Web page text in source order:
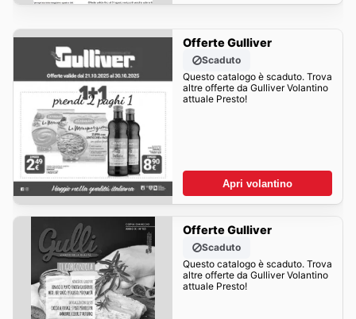
Offerte Gulliver
Scaduto
Questo catalogo è scaduto. Trova
altre offerte da Gulliver Volantino
attuale Presto!
Apri volantino
Offerte Gulliver
Scaduto
Questo catalogo è scaduto. Trova
altre offerte da Gulliver Volantino
attuale Presto!